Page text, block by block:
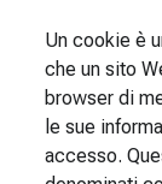
Un cookie è
che un sito
browser di
le sue
accesso.